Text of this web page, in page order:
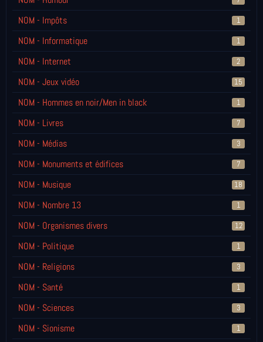
NOM - Impôts 1
NOM - Informatique 1
NOM - Internet 2
NOM - Jeux vidéo 15
NOM - Hommes en noir/Men in black 1
NOM - Livres 7
NOM - Médias 3
NOM - Monuments et édifices 7
NOM - Musique 18
NOM - Nombre 13 1
NOM - Organismes divers 12
NOM - Politique 1
NOM - Religions 3
NOM - Santé 1
NOM - Sciences 3
NOM - Sionisme 1